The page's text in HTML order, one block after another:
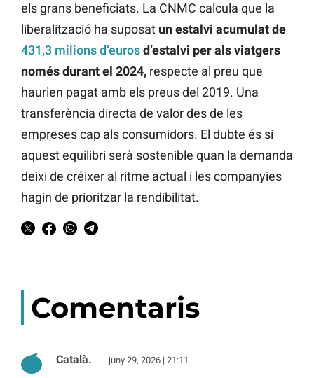
els grans beneficiats. La CNMC calcula que la
liberalització ha suposat un estalvi acumulat de
431,3 milions d’eurosd’estalvi per als viatgers
només durant el 2024, respecte al preu que
haurien pagat amb els preus del 2019. Una
transferència directa de valor des de les
empreses cap als consumidors. El dubte és si
aquest equilibri serà sostenible quan la demanda
deixi de créixer al ritme actual i les companyies
hagin de prioritzar la rendibilitat.
Comentaris
Català. juny 29, 2026 | 21:11